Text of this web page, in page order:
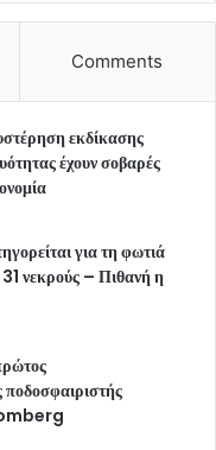
Comments
εκδίκασης
έχουν σοβαρές
για τη φωτιά
νεκρούς – Πιθανή η
ποδοσφαιριστής